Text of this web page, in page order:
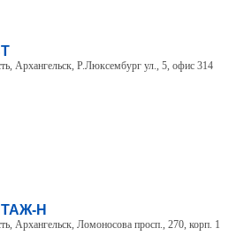
Архангельск, Р.Люксембург ул., 5, офис 314
Н
Архангельск, Ломоносова просп., 270, корп. 1